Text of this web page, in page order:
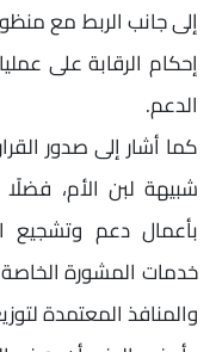
إلى جانب الربط مع
إحكام الرقابة على
الدعم.
كما أشار إلى صدور
شبيهة لبن الأم،
بأعمال دعم وتشجيع
خدمات المشورة الخاصة
والمنافذ المعتمدة